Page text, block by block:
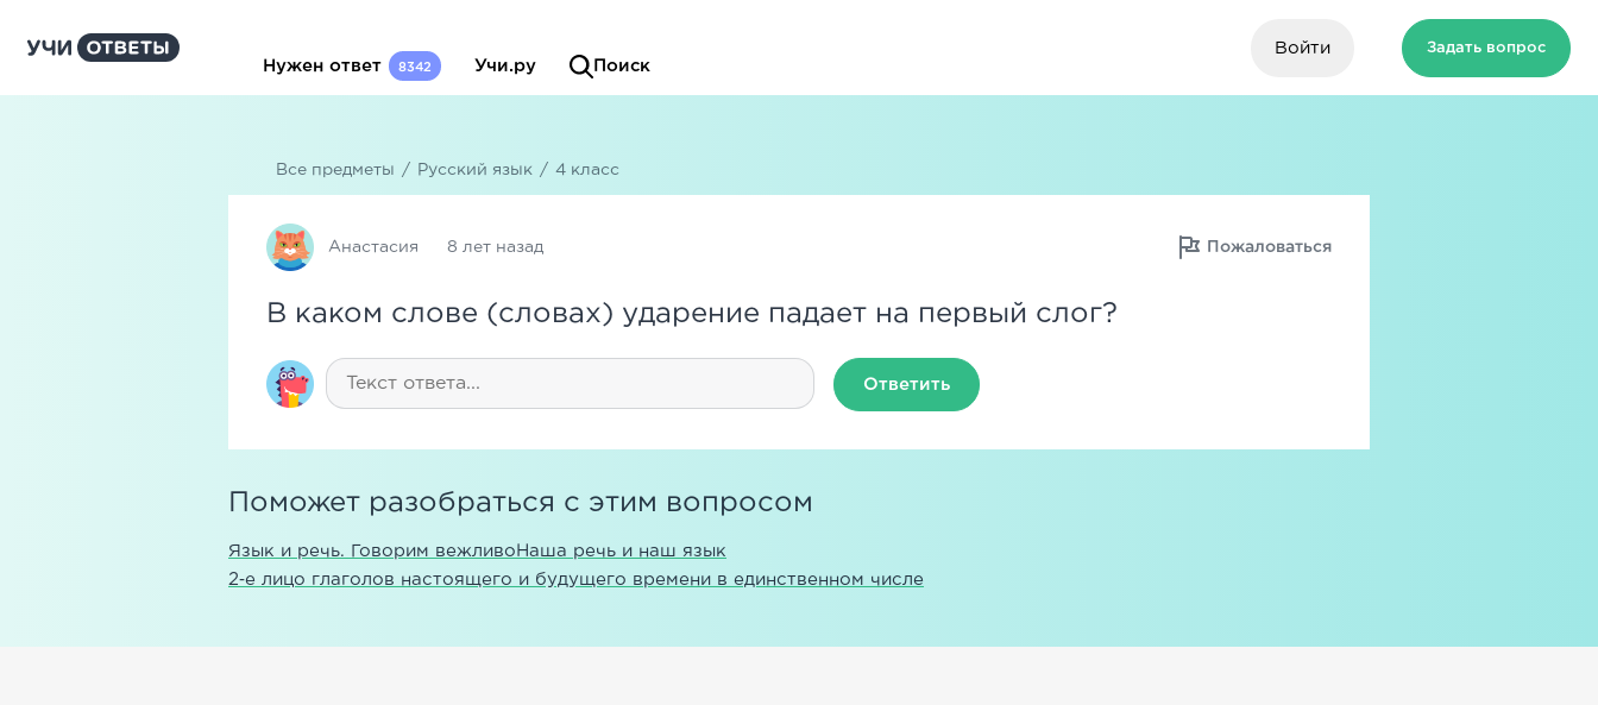
Нужен ответ 8342 Учи.ру Поиск
Войти Задать вопрос
Все предметы / Русский язык / 4 класс
Анастасия 8 лет назад Пожаловаться
В каком слове (словах) ударение падает на первый слог?
Ответить
Поможет разобраться с этим вопросом
Язык и речь. Говорим вежливо Наша речь и наш язык
2‑е лицо глаголов настоящего и будущего времени в единственном числе